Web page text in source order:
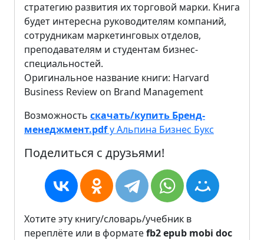
стратегию развития их торговой марки. Книга
будет интересна руководителям компаний,
сотрудникам маркетинговых отделов,
преподавателям и студентам бизнес-
специальностей.
Оригинальное название книги: Harvard
Business Review on Brand Management
Возможность скачать/купить Бренд-
менеджмент.pdfу Альпина Бизнес Букс
Поделиться с друзьями!
Хотите эту книгу/словарь/учебник в
переплёте или в форматеfb2epub mobi doc